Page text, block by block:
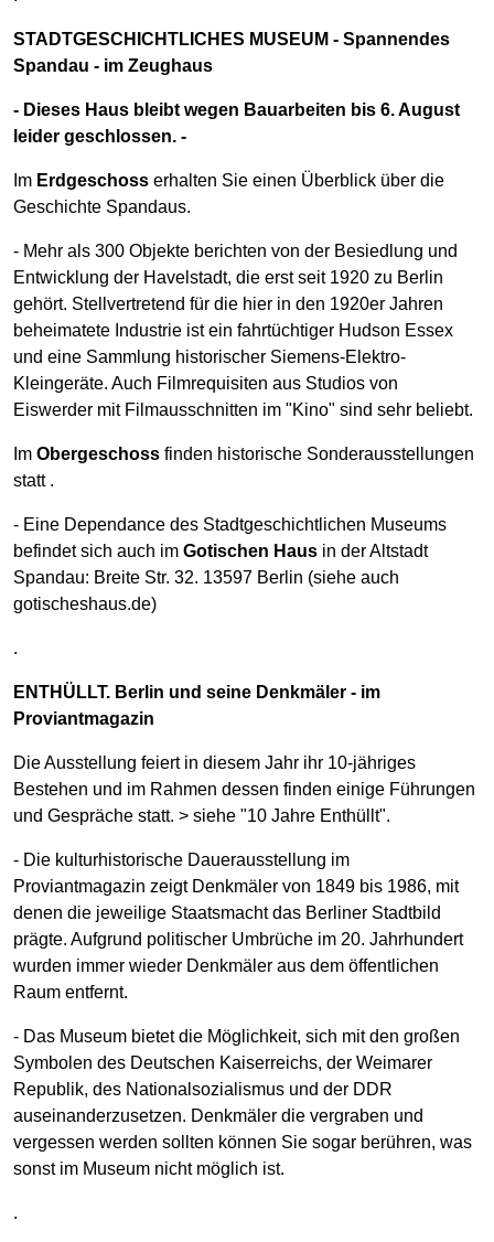
STADTGESCHICHTLICHES MUSEUM - Spannendes
Spandau - im Zeughaus
- Dieses Haus bleibt wegen Bauarbeiten bis 6. August
leider geschlossen. -
Im Erdgeschoss erhalten Sie einen Überblick über die
Geschichte Spandaus.
- Mehr als 300 Objekte berichten von der Besiedlung und
Entwicklung der Havelstadt, die erst seit 1920 zu Berlin
gehört. Stellvertretend für die hier in den 1920er Jahren
beheimatete Industrie ist ein fahrtüchtiger Hudson Essex
und eine Sammlung historischer Siemens-Elektro-
Kleingeräte. Auch Filmrequisiten aus Studios von
Eiswerder mit Filmausschnitten im "Kino" sind sehr beliebt.
Im Obergeschoss finden historische Sonderausstellungen
statt .
- Eine Dependance des Stadtgeschichtlichen Museums
befindet sich auch im Gotischen Haus in der Altstadt
Spandau: Breite Str. 32. 13597 Berlin (siehe auch
gotischeshaus.de)
.
ENTHÜLLT. Berlin und seine Denkmäler - im
Proviantmagazin
Die Ausstellung feiert in diesem Jahr ihr 10-jähriges
Bestehen und im Rahmen dessen finden einige Führungen
und Gespräche statt. > siehe "10 Jahre Enthüllt".
- Die kulturhistorische Dauerausstellung im
Proviantmagazin zeigt Denkmäler von 1849 bis 1986, mit
denen die jeweilige Staatsmacht das Berliner Stadtbild
prägte. Aufgrund politischer Umbrüche im 20. Jahrhundert
wurden immer wieder Denkmäler aus dem öffentlichen
Raum entfernt.
- Das Museum bietet die Möglichkeit, sich mit den großen
Symbolen des Deutschen Kaiserreichs, der Weimarer
Republik, des Nationalsozialismus und der DDR
auseinanderzusetzen. Denkmäler die vergraben und
vergessen werden sollten können Sie sogar berühren, was
sonst im Museum nicht möglich ist.
.